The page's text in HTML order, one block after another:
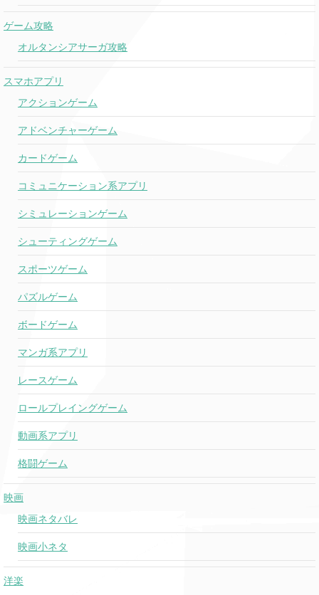
ゲーム攻略
オルタンシアサーガ攻略
スマホアプリ
アクションゲーム
アドベンチャーゲーム
カードゲーム
コミュニケーション系アプリ
シミュレーションゲーム
シューティングゲーム
スポーツゲーム
パズルゲーム
ボードゲーム
マンガ系アプリ
レースゲーム
ロールプレイングゲーム
動画系アプリ
格闘ゲーム
映画
映画ネタバレ
映画小ネタ
洋楽